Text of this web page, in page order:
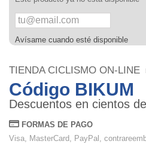
Avísame cuando esté disponible
TIENDA CICLISMO ON-LINE
Código BIKUM
Descuentos en cientos
FORMAS DE PAGO
Visa, MasterCard, PayPal,